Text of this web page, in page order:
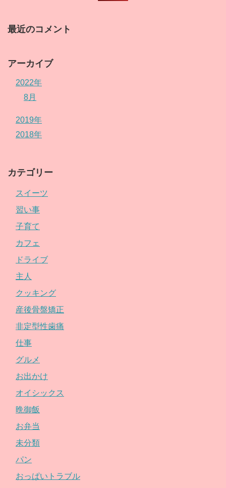
最近のコメント
アーカイブ
2022年
8月
2019年
2018年
カテゴリー
スイーツ
習い事
子育て
カフェ
ドライブ
主人
クッキング
産後骨盤矯正
非定型性歯痛
仕事
グルメ
お出かけ
オイシックス
晩御飯
お弁当
未分類
パン
おっぱいトラブル